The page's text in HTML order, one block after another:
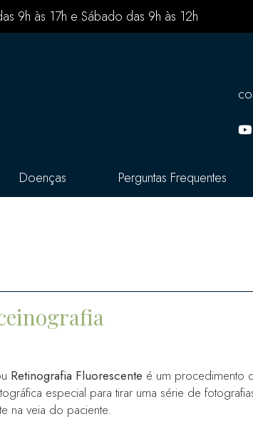
9h às 17h e Sábado das 9h às 12h
Doenças Perguntas Frequentes
Retinografia Fluorescente é um procedimento
especial para tirar uma série de
na veia do paciente.